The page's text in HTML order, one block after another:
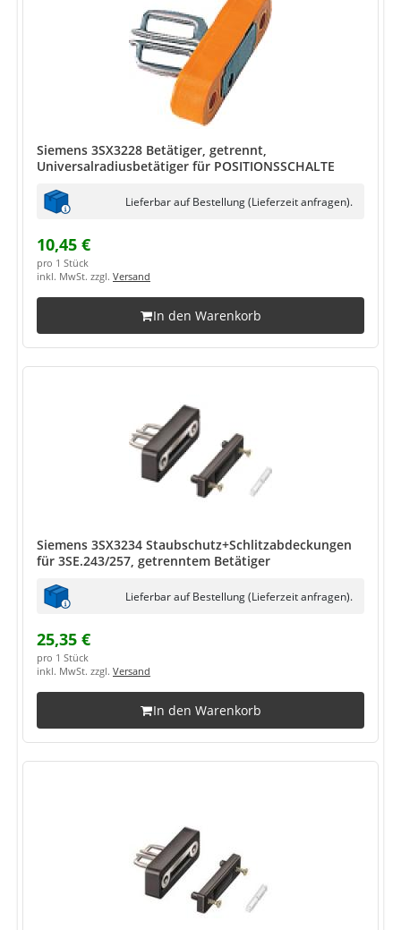
Siemens 3SX3228 Betätiger, getrennt,
Universalradiusbetätiger für POSITIONSSCHALTE
Lieferbar auf Bestellung (Lieferzeit anfragen).
10,45 €
pro 1 Stück
inkl. MwSt. zzgl. Versand
In den Warenkorb
Siemens 3SX3234 Staubschutz+Schlitzabdeckungen
für 3SE.243/257, getrenntem Betätiger
Lieferbar auf Bestellung (Lieferzeit anfragen).
25,35 €
pro 1 Stück
inkl. MwSt. zzgl. Versand
In den Warenkorb